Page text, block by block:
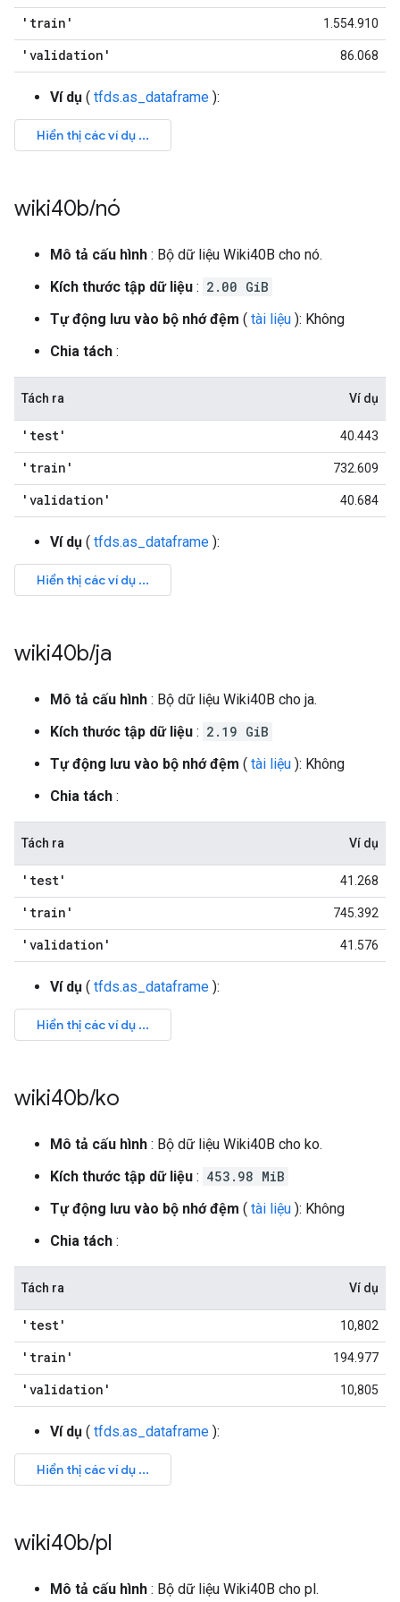
'train' 1.554.910
'validation' 86.068
Ví dụ ( tfds.as_dataframe ):
wiki40b/nó
Mô tả cấu hình : Bộ dữ liệu Wiki40B cho nó.
Kích thước tập dữ liệu : 2.00 GiB
Tự động lưu vào bộ nhớ đệm ( tài liệu ): Không
Chia tách :
Tách ra Ví dụ
'test' 40.443
'train' 732.609
'validation' 40.684
Ví dụ ( tfds.as_dataframe ):
wiki40b/ja
Mô tả cấu hình : Bộ dữ liệu Wiki40B cho ja.
Kích thước tập dữ liệu : 2.19 GiB
Tự động lưu vào bộ nhớ đệm ( tài liệu ): Không
Chia tách :
Tách ra Ví dụ
'test' 41.268
'train' 745.392
'validation' 41.576
Ví dụ ( tfds.as_dataframe ):
wiki40b/ko
Mô tả cấu hình : Bộ dữ liệu Wiki40B cho ko.
Kích thước tập dữ liệu : 453.98 MiB
Tự động lưu vào bộ nhớ đệm ( tài liệu ): Không
Chia tách :
Tách ra Ví dụ
'test' 10,802
'train' 194.977
'validation' 10,805
Ví dụ ( tfds.as_dataframe ):
wiki40b/pl
Mô tả cấu hình : Bộ dữ liệu Wiki40B cho pl.